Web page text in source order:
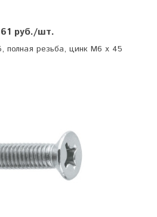
руб./шт.
полная резьба, цинк М6 х 45